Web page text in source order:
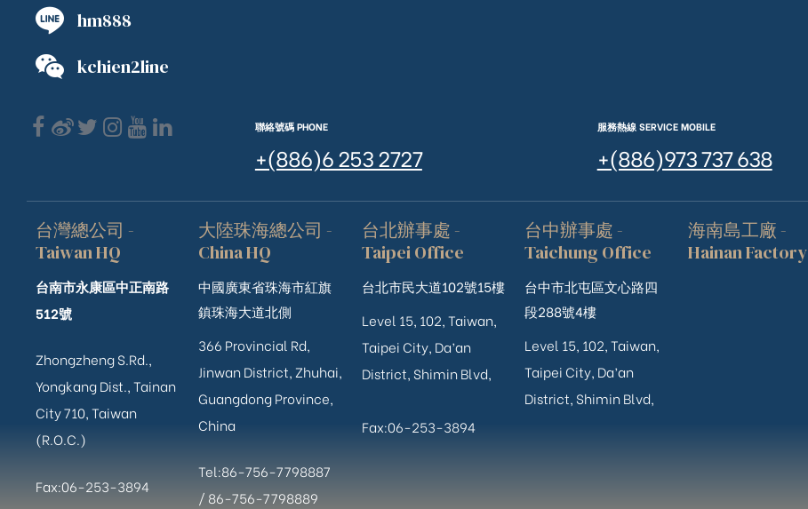
hm888
kchien2line
聯絡號碼 PHONE
+(886)6 253 2727
服務熱線 SERVICE MOBILE
+(886)973 737 638
台灣總公司 -
Taiwan HQ
台南市永康區中正南路
512號
Zhongzheng S.Rd.,
Yongkang Dist., Tainan
City 710, Taiwan
(R.O.C.)
Fax:06-253-3894
大陸珠海總公司 -
China HQ
中國廣東省珠海市紅旗
鎮珠海大道北側
366 Provincial Rd,
Jinwan District, Zhuhai,
Guangdong Province,
China
Tel:86-756-7798887
/ 86-756-7798889
台北辦事處 -
Taipei Office
台北市民大道102號15樓
Level 15, 102, Taiwan,
Taipei City, Da’an
District, Shimin Blvd,
Fax:06-253-3894
台中辦事處 -
Taichung Office
台中市北屯區文心路四
段288號4樓
Level 15, 102, Taiwan,
Taipei City, Da’an
District, Shimin Blvd,
海南島工廠 -
Hainan Factory